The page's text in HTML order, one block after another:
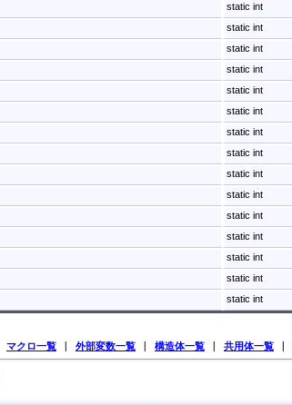
static int
static int
static int
static int
static int
static int
static int
static int
static int
static int
static int
static int
static int
static int
static int
マクロ一覧 外部変数一覧 構造体一覧 共用体一覧